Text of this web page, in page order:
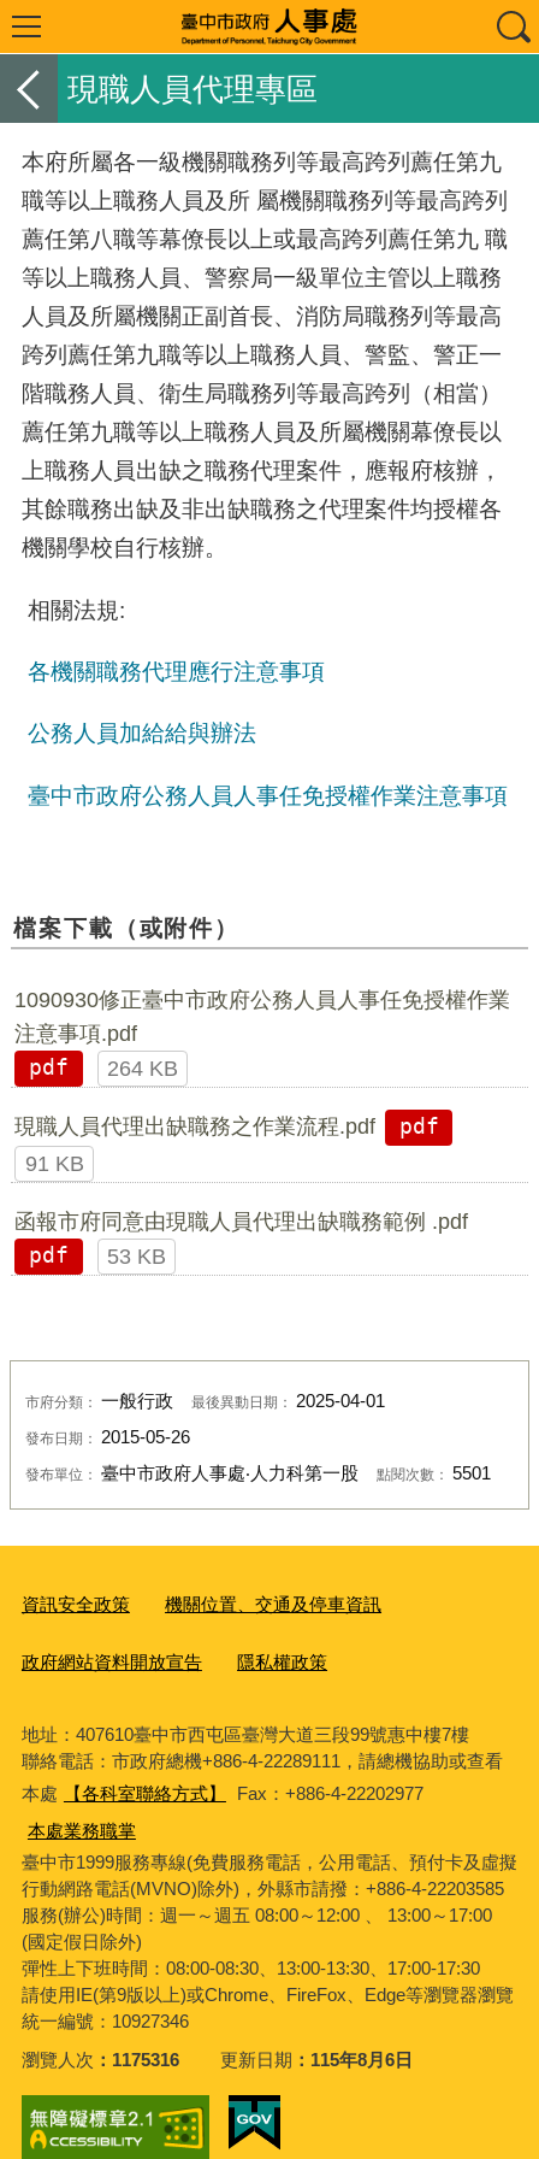
現職人員代理專區
本府所屬各一級機關職務列等最高跨列薦任第九
職等以上職務人員及所 屬機關職務列等最高跨列
薦任第八職等幕僚長以上或最高跨列薦任第九 職
等以上職務人員、警察局一級單位主管以上職務
人員及所屬機關正副首長、消防局職務列等最高
跨列薦任第九職等以上職務人員、警監、警正一
階職務人員、衛生局職務列等最高跨列（相當）
薦任第九職等以上職務人員及所屬機關幕僚長以
上職務人員出缺之職務代理案件，應報府核辦，
其餘職務出缺及非出缺職務之代理案件均授權各
機關學校自行核辦。
相關法規:
各機關職務代理應行注意事項
公務人員加給給與辦法
臺中市政府公務人員人事任免授權作業注意事項
檔案下載（或附件）
1090930修正臺中市政府公務人員人事任免授權作業
注意事項.pdf
pdf
264 KB
現職人員代理出缺職務之作業流程.pdf
pdf
91 KB
函報市府同意由現職人員代理出缺職務範例 .pdf
pdf
53 KB
市府分類： 一般行政 最後異動日期： 2025-04-01
發布日期： 2015-05-26
發布單位： 臺中市政府人事處‧人力科第一股 點閱次數： 5501
資訊安全政策 機關位置、交通及停車資訊
政府網站資料開放宣告 隱私權政策
地址：407610臺中市西屯區臺灣大道三段99號惠中樓7樓
聯絡電話：市政府總機+886-4-22289111，請總機協助或查看
本處
【各科室聯絡方式】
Fax：+886-4-22202977
本處業務職掌
臺中市1999服務專線(免費服務電話，公用電話、預付卡及虛擬
行動網路電話(MVNO)除外)，外縣市請撥：+886-4-22203585
服務(辦公)時間：週一～週五 08:00～12:00 、 13:00～17:00
(國定假日除外)
彈性上下班時間：08:00-08:30、13:00-13:30、17:00-17:30
請使用IE(第9版以上)或Chrome、FireFox、Edge等瀏覽器瀏覽
統一編號：10927346
瀏覽人次
1175316 更新日期 115年8月6日